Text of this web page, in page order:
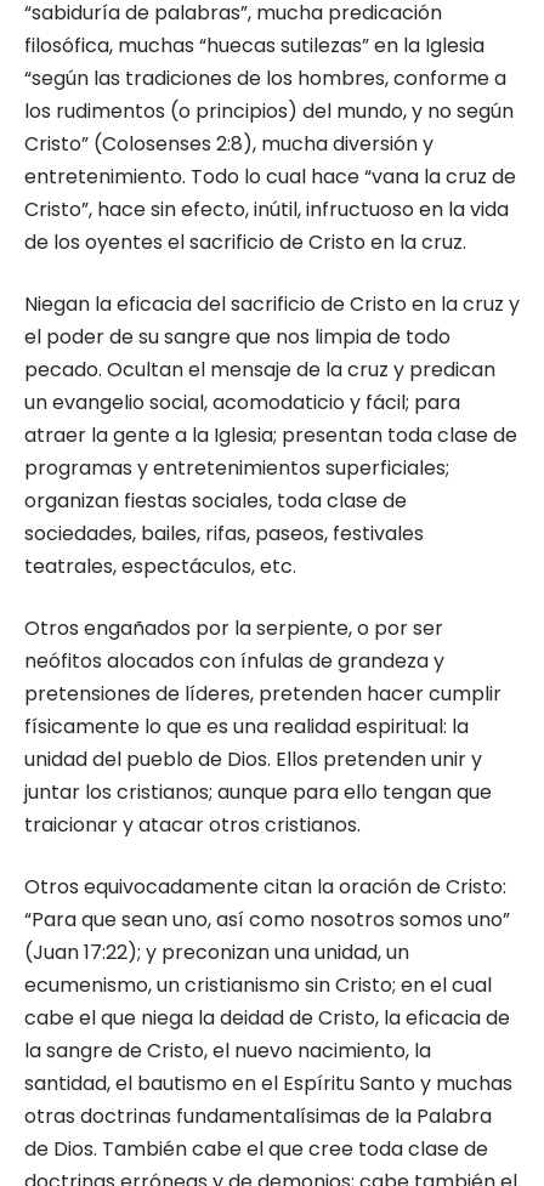
“sabiduría de palabras”, mucha predicación
filosófica, muchas “huecas sutilezas” en la Iglesia
“según las tradiciones de los hombres, conforme a
los rudimentos (o principios) del mundo, y no según
Cristo” (Colosenses 2:8), mucha diversión y
entretenimiento. Todo lo cual hace “vana la cruz de
Cristo”, hace sin efecto, inútil, infructuoso en la vida
de los oyentes el sacrificio de Cristo en la cruz.
Niegan la eficacia del sacrificio de Cristo en la cruz y
el poder de su sangre que nos limpia de todo
pecado. Ocultan el mensaje de la cruz y predican
un evangelio social, acomodaticio y fácil; para
atraer la gente a la Iglesia; presentan toda clase de
programas y entretenimientos superficiales;
organizan fiestas sociales, toda clase de
sociedades, bailes, rifas, paseos, festivales
teatrales, espectáculos, etc.
Otros engañados por la serpiente, o por ser
neófitos alocados con ínfulas de grandeza y
pretensiones de líderes, pretenden hacer cumplir
físicamente lo que es una realidad espiritual: la
unidad del pueblo de Dios. Ellos pretenden unir y
juntar los cristianos; aunque para ello tengan que
traicionar y atacar otros cristianos.
Otros equivocadamente citan la oración de Cristo:
“Para que sean uno, así como nosotros somos uno”
(Juan 17:22); y preconizan una unidad, un
ecumenismo, un cristianismo sin Cristo; en el cual
cabe el que niega la deidad de Cristo, la eficacia de
la sangre de Cristo, el nuevo nacimiento, la
santidad, el bautismo en el Espíritu Santo y muchas
otras doctrinas fundamentalísimas de la Palabra
de Dios. También cabe el que cree toda clase de